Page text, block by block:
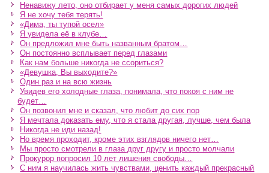
Ненавижу лето, оно отбирает у меня самых дорогих людей
Я не хочу тебя терять!
«Дима, ты тупой осел»
Я увидела её в клубе…
Он предложил мне быть названным братом…
Он постоянно всплывает перед глазами
Как нам больше никогда не ссориться?
«Девушка, Вы выходите?»
Один раз и на всю жизнь
Увидев его холодные глаза, понимала, что покоя с ним не
будет…
Он позвонил мне и сказал, что любит до сих пор
Я мечтала доказать ему, что я стала другая, лучше, чем была
Никогда не иди назад!
Но время проходит, кроме этих взглядов ничего нет…
Мы просто смотрели в глаза друг другу и просто молчали
Прокурор попросил 10 лет лишения свободы…
С ним я научилась жить чувствами, ценить каждый прекрасный